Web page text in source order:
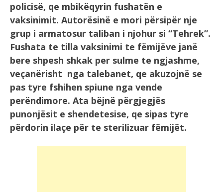
policisë, qe mbikëqyrin fushatën e
vaksinimit. Autorësinë e mori përsipër nje
grup i armatosur taliban i njohur si “Tehrek”.
Fushata te tilla vaksinimi te fëmijëve janë
bere shpesh shkak per sulme te ngjashme,
veçanërisht nga talebanet, qe akuzojnë se
pas tyre fshihen spiune nga vende
perëndimore. Ata bëjnë përgjegjës
punonjësit e shendetesise, qe sipas tyre
përdorin ilaçe për te sterilizuar fëmijët.